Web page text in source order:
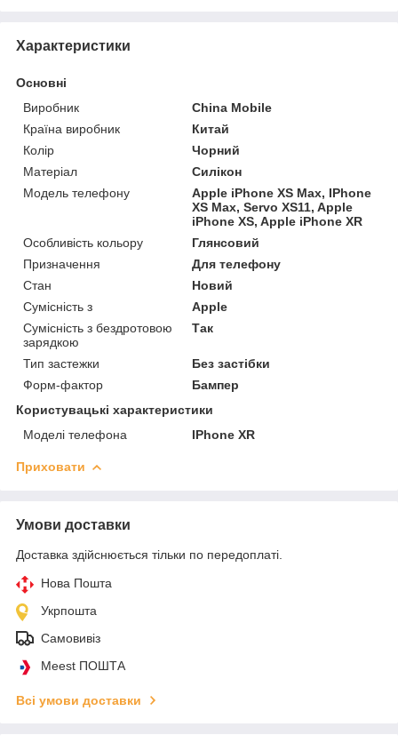
Характеристики
Основні
Виробник
China Mobile
Країна виробник
Китай
Колір
Чорний
Матеріал
Силікон
Модель телефону
Apple iPhone XS Max, IPhone
XS Max, Servo XS11, Apple
iPhone XS, Apple iPhone XR
Особливість кольору
Глянсовий
Призначення
Для телефону
Стан
Новий
Сумісність з
Apple
Сумісність з бездротовою
зарядкою
Так
Тип застежки
Без застібки
Форм-фактор
Бампер
Користувацькі характеристики
Моделі телефона
IPhone XR
Приховати
Умови доставки
Доставка здійснюється тільки по передоплаті.
Нова Пошта
Укрпошта
Самовивіз
Meest ПОШТА
Всі умови доставки